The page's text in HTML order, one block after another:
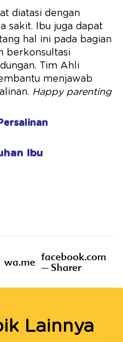
diatasi dengan
sakit. Ibu juga dapat
hal ini pada bagian
berkonsultasi
Tim Ahli
menjawab
Happy parenting
Ibu
wa.me facebook.com
– Sharer
Lainnya